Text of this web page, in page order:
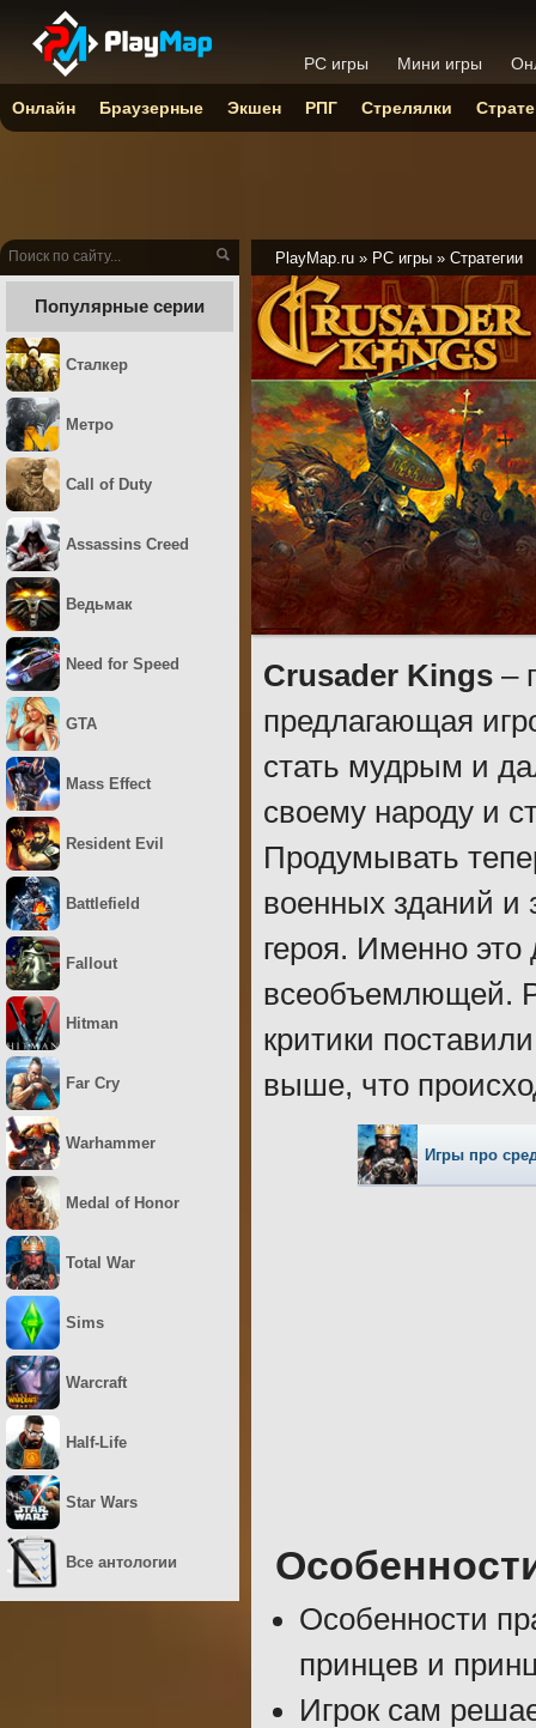
PlayMap.ru » PC игры » Стратегии
Crusader Kings –
предлагающая
стать мудрым и
своему народу и
Продумывать
военных зданий и
героя. Именно это
всеобъемлющей.
критики
выше, что
Игры про
Особенности
принцев и
Игрок сам
Популярные серии
Сталкер
Метро
Call of Duty
Assassins Creed
Ведьмак
Need for Speed
GTA
Mass Effect
Resident Evil
Battlefield
Fallout
Hitman
Far Cry
Warhammer
Medal of Honor
Total War
Sims
Warcraft
Half-Life
Star Wars
Все антологии
PC игры Мини игры
Онлайн Браузерные Экшен РПГ Стрелялки